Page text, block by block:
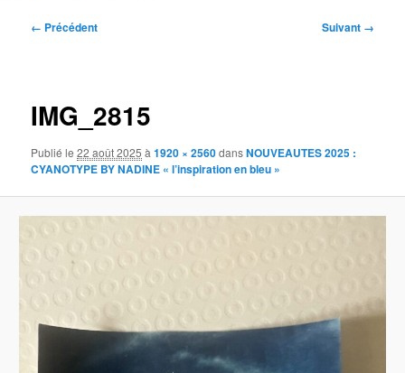
Navigation
← Précédent Suivant →
IMG_2815
Publié le22 août 2025 à1920 × 2560dansNOUVEAUTES 2025 :
CYANOTYPE BY NADINE « l’inspiration en bleu »